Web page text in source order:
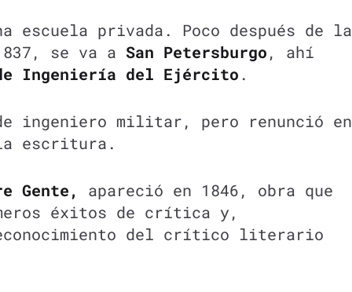
escuela privada. Poco después de la
se va a San Petersburgo, ahí
Ingeniería del Ejército .
ingeniero militar, pero renunció en
escritura.
Gente,
apareció en 1846, obra que
éxitos de crítica y,
del crítico literario